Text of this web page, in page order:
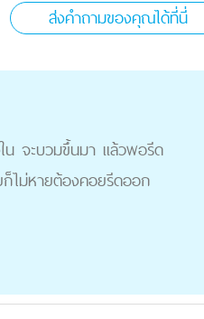
ส่งคำถามของคุณได้ที่นี่
น จะบวมขึ้นมา แล้วพอรีด
ไม่หายต้องคอยรีดออก